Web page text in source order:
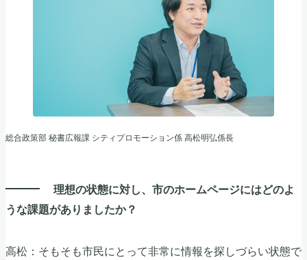
総合政策部 秘書広報課 シティプロモーション係 高松明弘係長
理想の状態に対し、市のホームページにはどのよ
うな課題がありましたか？
高松：そもそも市民にとって非常に情報を探しづらい状態で